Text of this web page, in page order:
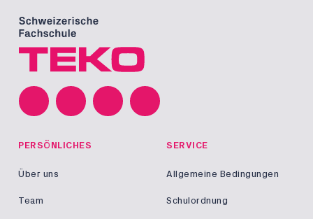
PERSÖNLICHES
Über uns
Team
SERVICE
Allgemeine Bedingungen
Schulordnung